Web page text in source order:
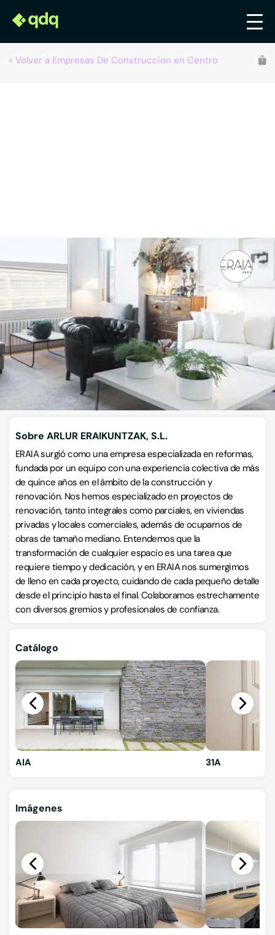
Volver a Empresas De Construccion en Centro
Recomendado por qdq
ARLUR ERAIKUNTZAK, S.L.
Calle Idiakez 8, 1º, 20004, Centro, Donostia-San Sebastián,
Guipúzcoa
VISITAR WEB CÓMO LLEGAR
Llamar ahora
Sobre ARLUR ERAIKUNTZAK, S.L.
ERAIA surgió como una empresa especializada en reformas,
fundada por un equipo con una experiencia colectiva de más
de quince años en el ámbito de la construcción y
renovación. Nos hemos especializado en proyectos de
renovación, tanto integrales como parciales, en viviendas
privadas y locales comerciales, además de ocuparnos de
obras de tamaño mediano. Entendemos que la
transformación de cualquier espacio es una tarea que
requiere tiempo y dedicación, y en ERAIA nos sumergimos
de lleno en cada proyecto, cuidando de cada pequeño detalle
desde el principio hasta el final. Colaboramos estrechamente
con diversos gremios y profesionales de confianza.
Catálogo
AIA 31A
Imágenes